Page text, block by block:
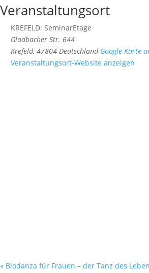
Veranstaltungsort
KREFELD: SeminarEtage
Gladbacher Str. 644
Krefeld, 47804 Deutschland Google Karte
Veranstaltungsort-Website anzeigen
« Biodanza für Frauen – der Tanz des